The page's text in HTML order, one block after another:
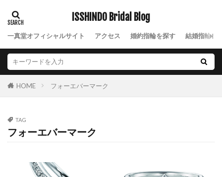
ISSHINDO Bridal Blog
一真堂オフィシャルサイト アクセス 婚約指輪を探す 結婚指輪を
アッシェマチュリテ
アッシュマ・チュリテ
アニバーサリージュエリー
アプリコット
あや アリア
アルク
アレルギー
アレルギーフリー
アレンジ
アンサンブル
アンジェ
アンティック結婚指輪
イエローゴールドアレンジ
HOME フォーエバーマーク
TAG
フォーエバーマーク